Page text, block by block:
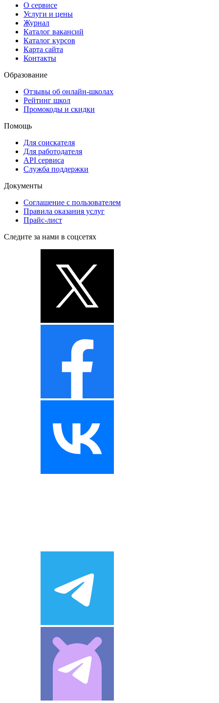
О сервисе
Услуги и цены
Журнал
Каталог вакансий
Каталог курсов
Карта сайта
Контакты
Образование
Отзывы об онлайн-школах
Рейтинг школ
Промокоды и скидки
Помощь
Для соискателя
Для работодателя
API сервиса
Служба поддержки
Документы
Соглашение с пользователем
Правила оказания услуг
Прайс-лист
Следите за нами в соцсетях